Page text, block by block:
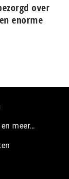
over
enorme
meer…